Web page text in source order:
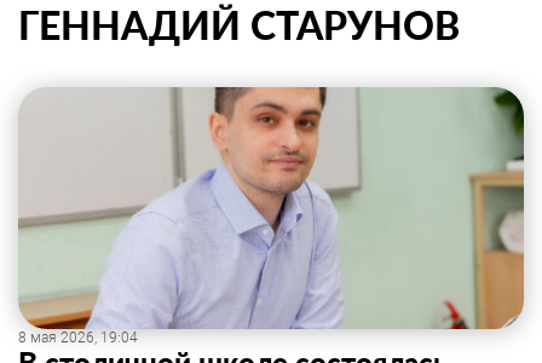
ГЕННАДИЙ СТАРУНОВ
8 мая 2026, 19:04